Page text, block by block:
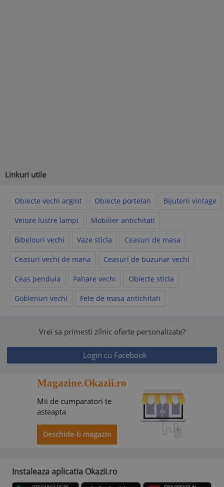
Linkuri utile
Obiecte vechi argint Obiecte portelan Bijuterii vintage
Veioze lustre lampi Mobilier antichitati
Bibelouri vechi Vaze sticla Ceasuri de masa
Ceasuri vechi de mana Ceasuri de buzunar vechi
Ceas pendula Pahare vechi Obiecte sticla
Goblenuri vechi Fete de masa antichitati
Vrei sa primesti zilnic oferte personalizate?
Login cu Facebook
Magazine.Okazii.ro
Mii de cumparatori te
asteapta
Deschide-ti magazin
Instaleaza aplicatia Okazii.ro